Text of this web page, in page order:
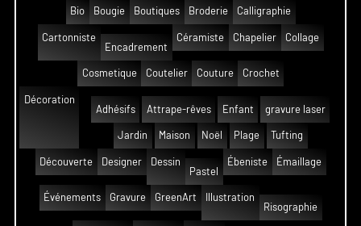
Bio Bougie Boutiques Broderie Calligraphie
Cartonniste
Encadrement
Céramiste Chapelier Collage
Cosmetique Coutelier Couture Crochet
Décoration
Adhésifs
Attrape-rêves Enfant gravure laser
Jardin Maison Noël Plage Tufting
Découverte Designer
Dessin
Pastel
Ébeniste Émaillage
Événements Gravure GreenArt
Illustration
Risographie